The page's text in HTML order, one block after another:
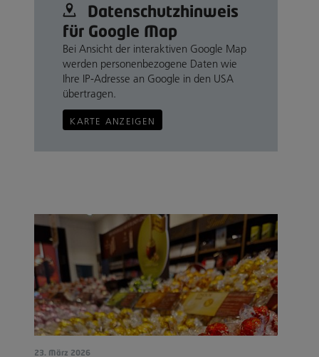
Datenschutz­hinweis
für Google Map
Bei Ansicht der interaktiven Google Map
werden personenbezogene Daten wie
Ihre IP-Adresse an Google in den USA
übertragen.
KARTE ANZEIGEN
23. März 2026